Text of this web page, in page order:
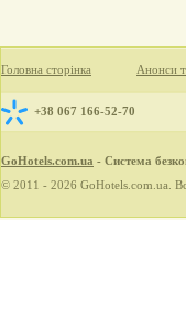
Головна сторінка Анонси
+38 067 166-52-70
GoHotels.com.ua - Система
© 2011 - 2026 GoHotels.com.ua.